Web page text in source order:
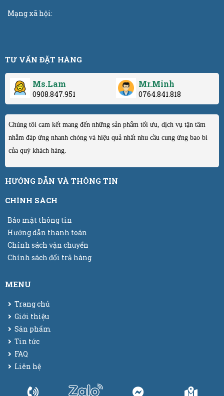
Mạng xã hội:
TƯ VẤN ĐẶT HÀNG
Ms.Lam
0908.847.951
Mr.Minh
0764.841.818
Chúng tôi cam kết mang đến những sản phẩm tối ưu, dịch vụ tận tâm
nhằm đáp ứng nhanh chóng và hiệu quả nhất nhu cầu cung ứng bao bì
của quý khách hàng.
HƯỚNG DẪN VÀ THÔNG TIN
CHÍNH SÁCH
Bảo mật thông tin
Hướng dẫn thanh toán
Chính sách vận chuyển
Chính sách đổi trả hàng
MENU
Trang chủ
Giới thiệu
Sản phẩm
Tin tức
FAQ
Liên hệ